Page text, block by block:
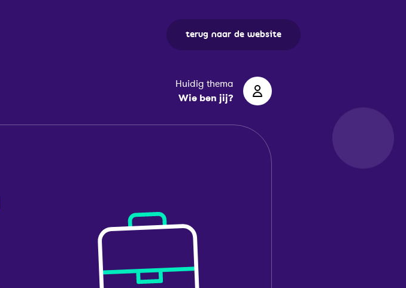
terug naar de website
Huidig thema
Wie ben jij?